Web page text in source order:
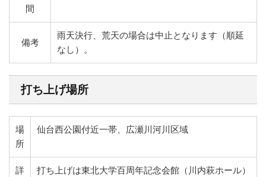
間
備考
雨天決行、荒天の場合は中止となります（順延
なし）。
打ち上げ場所
場
所
仙台西公園付近一帯、広瀬川河川区域
詳
打ち上げは東北大学百周年記念会館（川内萩ホール）